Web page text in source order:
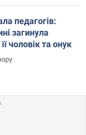
педагогів:
загинула
чоловік та онук